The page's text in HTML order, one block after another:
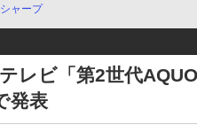
シャープ
レビ「第2世代
発表